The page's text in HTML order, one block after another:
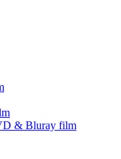
& Bluray film